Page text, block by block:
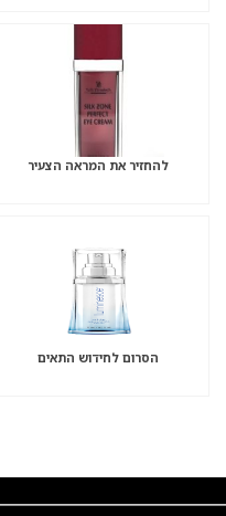
להחזיר את המראה הצעיר
הסרום לחידוש התאים